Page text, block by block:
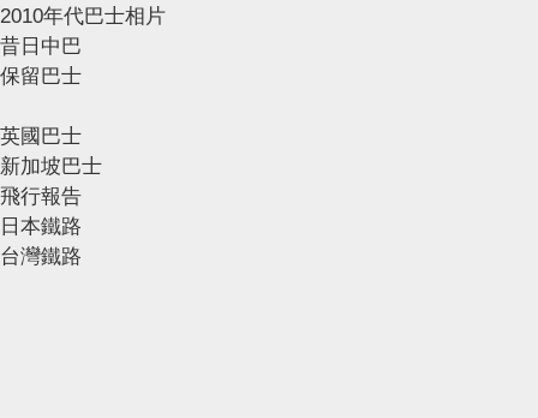
2010年代巴士相片
昔日中巴
保留巴士
英國巴士
新加坡巴士
飛行報告
日本鐵路
台灣鐵路